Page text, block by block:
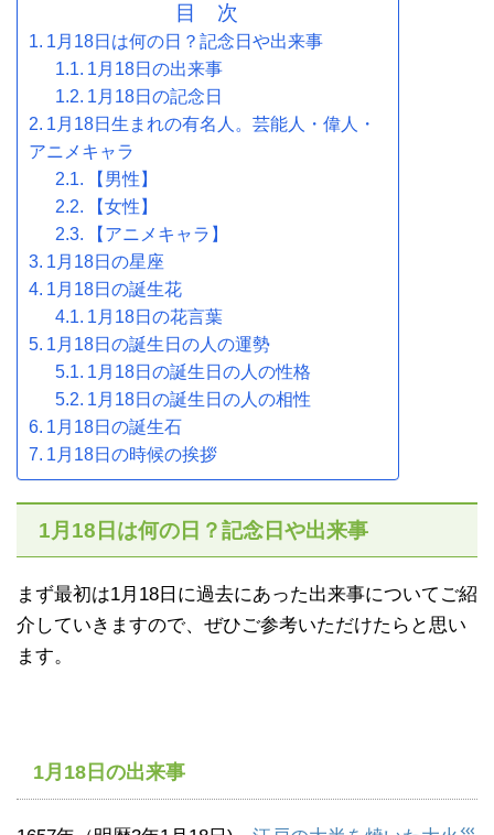
目 次
1月18日は何の日？記念日や出来事
1月18日の出来事
1月18日の記念日
1月18日生まれの有名人。芸能人・偉人・
アニメキャラ
【男性】
【女性】
【アニメキャラ】
1月18日の星座
1月18日の誕生花
1月18日の花言葉
1月18日の誕生日の人の運勢
1月18日の誕生日の人の性格
1月18日の誕生日の人の相性
1月18日の誕生石
1月18日の時候の挨拶
1月18日は何の日？記念日や出来事
まず最初は1月18日に過去にあった出来事についてご紹
介していきますので、ぜひご参考いただけたらと思い
ます。
1月18日の出来事